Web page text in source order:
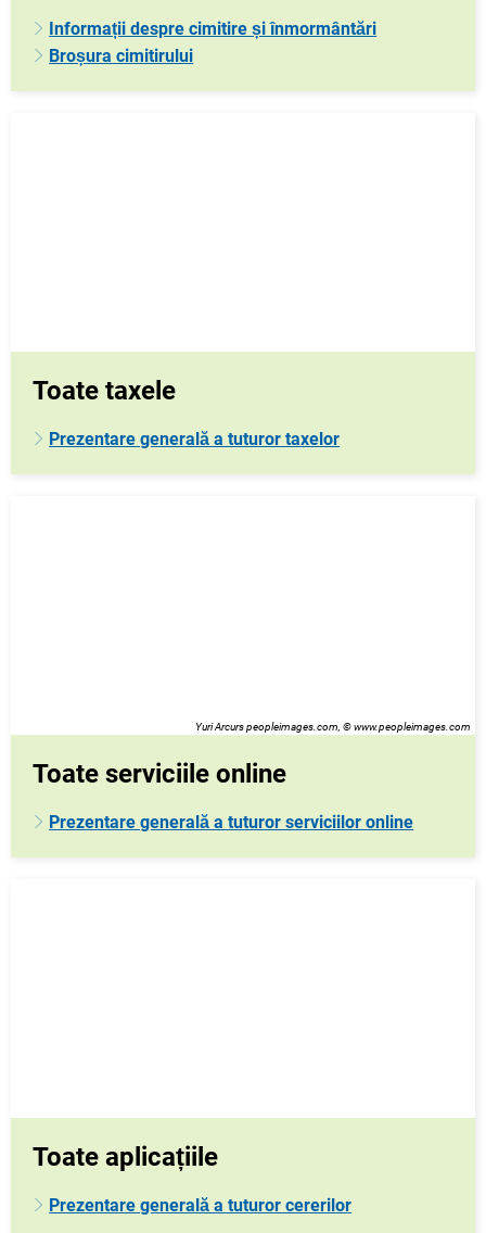
Informații despre cimitire și înmormântări
Broșura cimitirului
Toate taxele
Prezentare generală a tuturor taxelor
Yuri Arcurs peopleimages.com, © www.peopleimages.com
Toate serviciile online
Prezentare generală a tuturor serviciilor online
Toate aplicațiile
Prezentare generală a tuturor cererilor